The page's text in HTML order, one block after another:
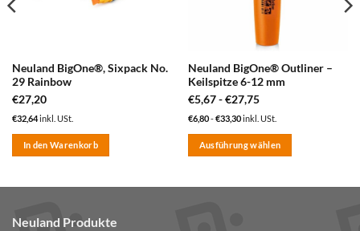
Neuland BigOne®, Sixpack No.
29 Rainbow
€27,20
€32,64inkl. USt.
In den Warenkorb
Neuland BigOne® Outliner –
Keilspitze 6-12 mm
€5,67-€27,75
€6,80-€33,30inkl. USt.
Ausführung wählen
Neuland Produkte